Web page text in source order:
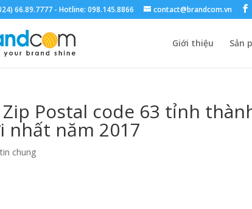
66.89.7777 - Hotline: 098.145.8866 contact@brandcom.vn
Giới thiệu Sản
Zip Postal code 63 tỉnh
nhất năm 2017
chung